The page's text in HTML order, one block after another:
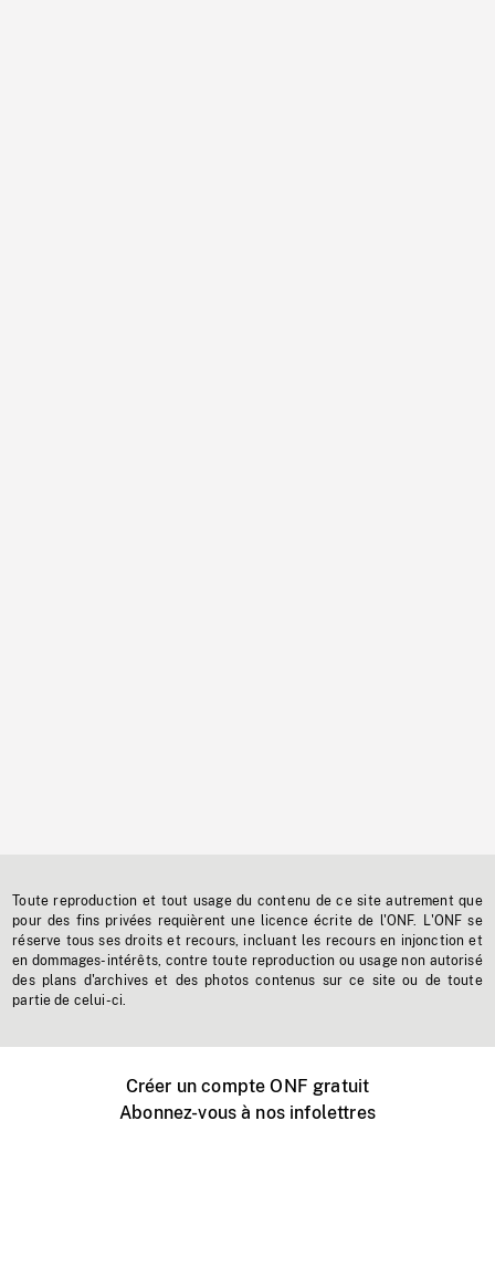
Toute reproduction et tout usage du contenu de ce site autrement que
pour des fins privées requièrent une licence écrite de l'ONF. L'ONF se
réserve tous ses droits et recours, incluant les recours en injonction et
en dommages-intérêts, contre toute reproduction ou usage non autorisé
des plans d'archives et des photos contenus sur ce site ou de toute
partie de celui-ci.
Créer un compte ONF gratuit
Abonnez-vous à nos infolettres